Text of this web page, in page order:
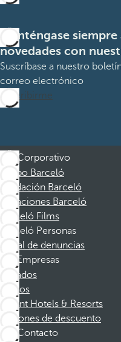
Manténgase
novedades con
Suscríbase a nuestro
correo electrónico
Suscribirme
Corporativo
Grupo Barceló
Fundación Barceló
Vacaciones Barceló
Barceló Films
Barceló Personas
Canal de denuncias
Empresas
Afiliados
Socios
Dorint Hotels & Resorts
Cupones de descuento
Contacto